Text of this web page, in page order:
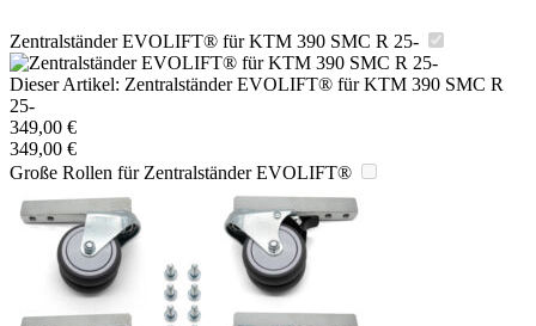
Zentralständer EVOLIFT® für KTM 390 SMC R 25-
Dieser Artikel: Zentralständer EVOLIFT® für KTM 390 SMC R
25-
349,00 €
349,00 €
Große Rollen für Zentralständer EVOLIFT®